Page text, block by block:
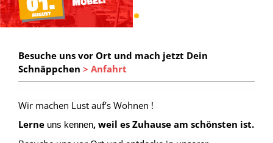
Besuche uns vor Ort und mach jetzt Dein
Schnäppchen > Anfahrt
Wir machen Lust auf’s Wohnen !
Lerne uns kennen, weil es Zuhause am schönsten ist.